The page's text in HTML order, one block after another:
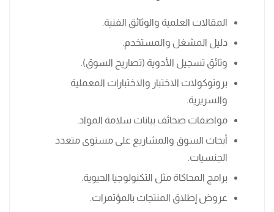
المقالات العلمية والوثائق الفنية.
دليل المشغل والمستخدم.
وثائق تسجيل الأدوية (تصاريح السوق).
بروتوكولات الاختبار والاختبارات المعملية
والسريرية.
مواصفات صحائف بيانات سلامة المواد.
أبحاث السوق والمشاريع على مستوى متعدد
الجنسيات.
برامج المحاكاة مثل التكنولوجيا الحيوية.
عروض إطلاق المنتجات بالمؤتمرات.